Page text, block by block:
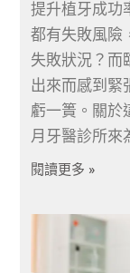
提升植牙成功
都有失敗風險
失敗狀況？而
出來而感到緊
虧一簣。關於
月牙醫診所來
閱讀更多 »